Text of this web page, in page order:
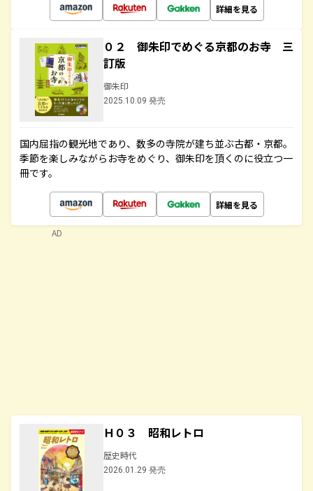
詳細を見る
０２ 御朱印でめぐる京都のお寺 三
訂版
御朱印
2025.10.09 発売
国内屈指の観光地であり、数多の寺院が建ち並ぶ古都・京都。
季節を楽しみながらお寺をめぐり、御朱印を頂くのに役立つ一
冊です。
詳細を見る
Ｈ０３ 昭和レトロ
歴史時代
2026.01.29 発売
AD